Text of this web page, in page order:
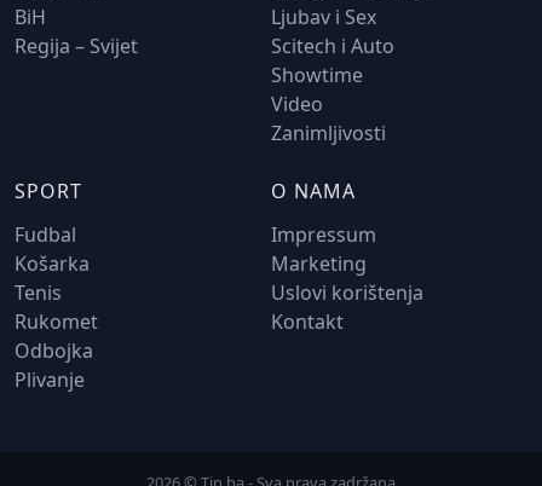
BiH
Regija – Svijet
Ljubav i Sex
Scitech i Auto
Showtime
Video
Zanimljivosti
SPORT
Fudbal
Košarka
Tenis
Rukomet
Odbojka
Plivanje
O NAMA
Impressum
Marketing
Uslovi korištenja
Kontakt